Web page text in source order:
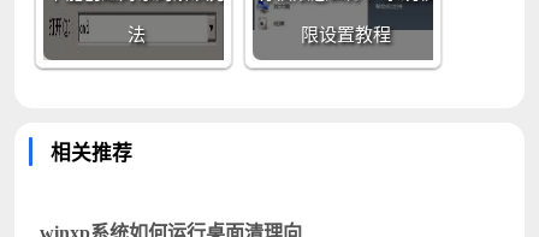
法 限设置教程
相关推荐
winxp系统如何运行桌面清理向